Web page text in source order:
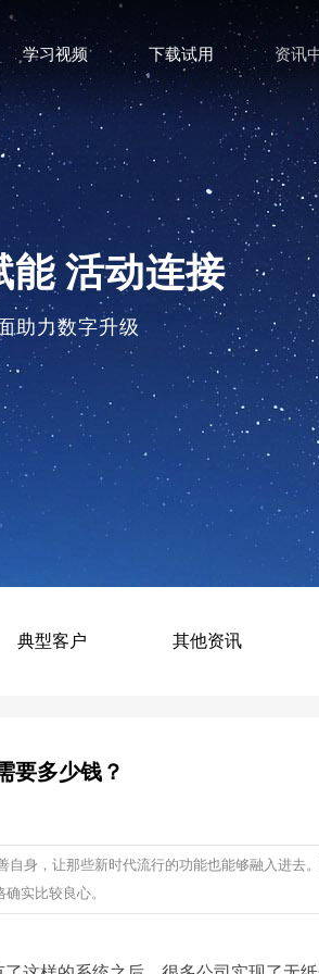
能 活动连接
学习视频 下载试用 资讯
助力数字升级
典型客户 其他资讯
要多少钱？
身，让那些新时代流行的功能也能够融入进去
实比较良心。